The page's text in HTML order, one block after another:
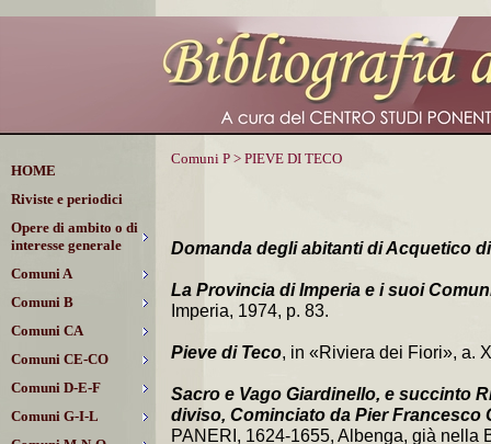
HOME
Riviste e periodici
Opere di ambito o di
interesse generale
Comuni A
Comuni B
Comuni CA
Comuni CE-CO
Comuni D-E-F
Comuni G-I-L
Comuni P > PIEVE DI TECO
Domanda degli abitanti di Acquetico
La Provincia di Imperia e i suoi
Imperia, 1974, p. 83.
Pieve di Teco, in «Riviera dei Fiori», a.
Sacro e Vago Giardinello, e succinto
diviso, Cominciato da Pier
PANERI, 1624-1655, Albenga, già nella